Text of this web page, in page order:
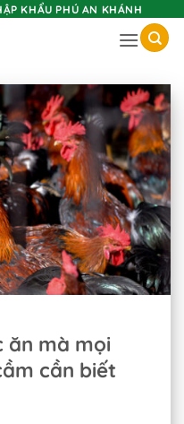
KHẨU PHÚ AN KHÁNH
ăn mà mọi
cần biết